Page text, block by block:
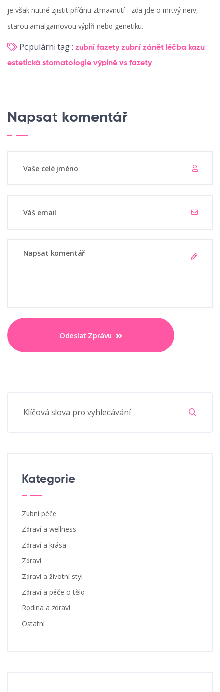
je však nutné zjistit příčinu ztmavnutí - zda jde o mrtvý nerv,
starou amalgamovou výplň nebo genetiku.
Populární tag : zubní fazety zubní zánět léčba kazu
estetická stomatologie výplně vs fazety
Napsat komentář
Odeslat Zprávu
Kategorie
Zubní péče
Zdraví a wellness
Zdraví a krása
Zdraví
Zdraví a životní styl
Zdraví a péče o tělo
Rodina a zdraví
Ostatní